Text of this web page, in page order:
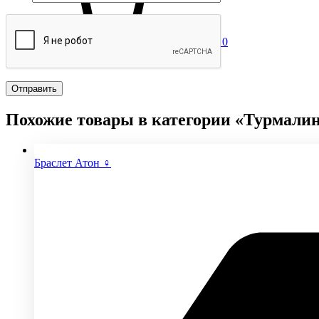
0
Похожие товары в категории
Браслет Атон ♀